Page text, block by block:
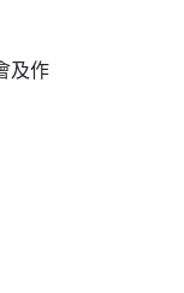
及作